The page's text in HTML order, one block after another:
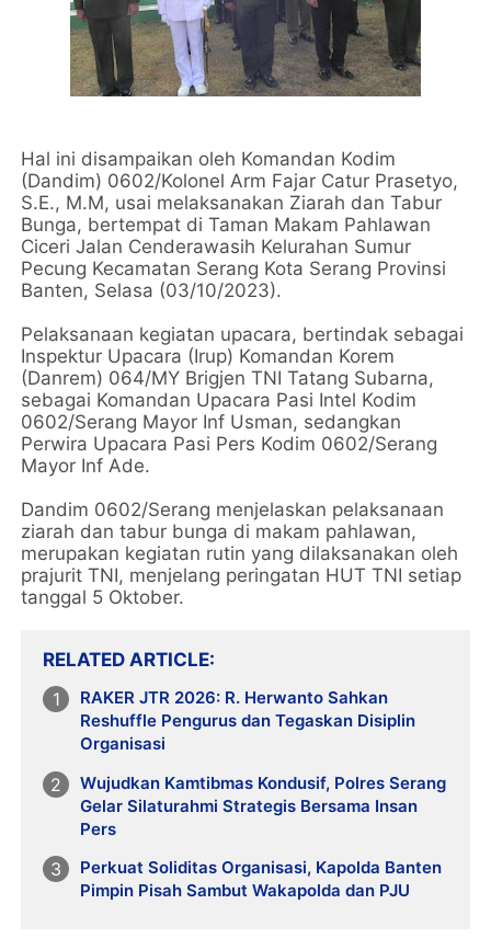
Hal ini disampaikan oleh Komandan Kodim
(Dandim) 0602/Kolonel Arm Fajar Catur Prasetyo,
S.E., M.M, usai melaksanakan Ziarah dan Tabur
Bunga, bertempat di Taman Makam Pahlawan
Ciceri Jalan Cenderawasih Kelurahan Sumur
Pecung Kecamatan Serang Kota Serang Provinsi
Banten, Selasa (03/10/2023).
Pelaksanaan kegiatan upacara, bertindak sebagai
Inspektur Upacara (Irup) Komandan Korem
(Danrem) 064/MY Brigjen TNI Tatang Subarna,
sebagai Komandan Upacara Pasi Intel Kodim
0602/Serang Mayor Inf Usman, sedangkan
Perwira Upacara Pasi Pers Kodim 0602/Serang
Mayor Inf Ade.
Dandim 0602/Serang menjelaskan pelaksanaan
ziarah dan tabur bunga di makam pahlawan,
merupakan kegiatan rutin yang dilaksanakan oleh
prajurit TNI, menjelang peringatan HUT TNI setiap
tanggal 5 Oktober.
RELATED ARTICLE
RAKER JTR 2026: R. Herwanto Sahkan
Reshuffle Pengurus dan Tegaskan Disiplin
Organisasi
Wujudkan Kamtibmas Kondusif, Polres Serang
Gelar Silaturahmi Strategis Bersama Insan
Pers
Perkuat Soliditas Organisasi, Kapolda Banten
Pimpin Pisah Sambut Wakapolda dan PJU